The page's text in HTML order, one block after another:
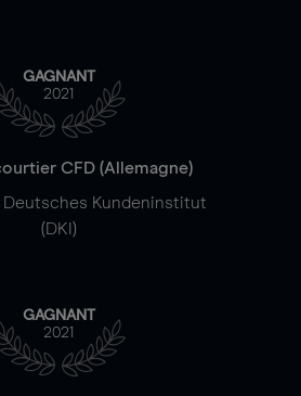
GAGNANT
2021
CFD (Allemagne)
Deutsches Kundeninstitut
(DKI)
GAGNANT
2021